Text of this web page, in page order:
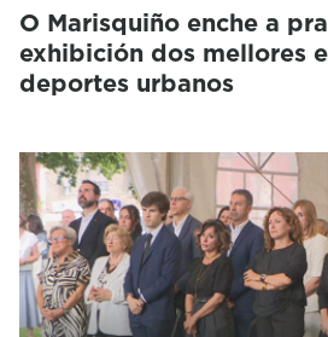
O Marisquiño enche a
exhibición dos mellores
deportes urbanos